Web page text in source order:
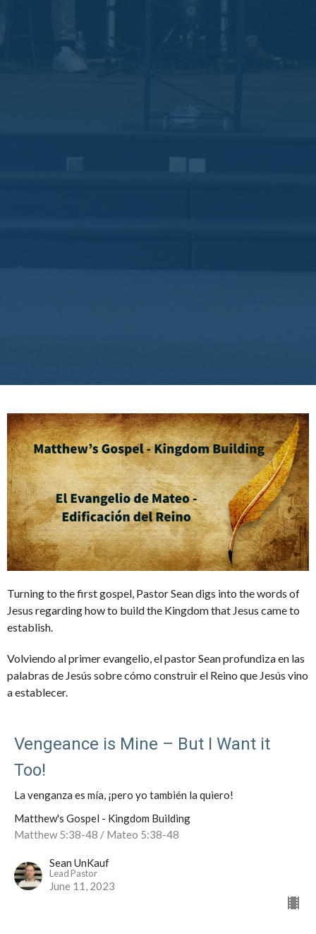
Turning to the first gospel, Pastor Sean digs into the words of
Jesus regarding how to build the Kingdom that Jesus came to
establish.
Volviendo al primer evangelio, el pastor Sean profundiza en las
palabras de Jesús sobre cómo construir el Reino que Jesús vino
a establecer.
Vengeance is Mine – But I Want it
Too!
La venganza es mía, ¡pero yo también la quiero!
Matthew's Gospel - Kingdom Building
Matthew 5:38-48 / Mateo 5:38-48
Sean UnKauf
Lead Pastor
June 11, 2023